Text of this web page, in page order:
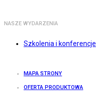
NASZE WYDARZENIA
Szkolenia i konferencje
MAPA STRONY
OFERTA PRODUKTOWA